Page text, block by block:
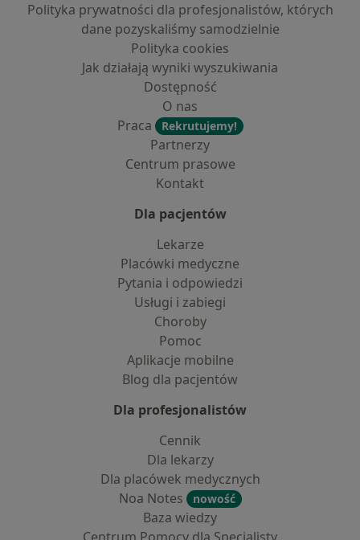
Polityka prywatności dla profesjonalistów, których
dane pozyskaliśmy samodzielnie
Polityka cookies
Jak działają wyniki wyszukiwania
Dostępność
O nas
Praca
Rekrutujemy!
Partnerzy
Centrum prasowe
Kontakt
Dla pacjentów
Lekarze
Placówki medyczne
Pytania i odpowiedzi
Usługi i zabiegi
Choroby
Pomoc
Aplikacje mobilne
Blog dla pacjentów
Dla profesjonalistów
Cennik
Dla lekarzy
Dla placówek medycznych
Noa Notes
nowość
Baza wiedzy